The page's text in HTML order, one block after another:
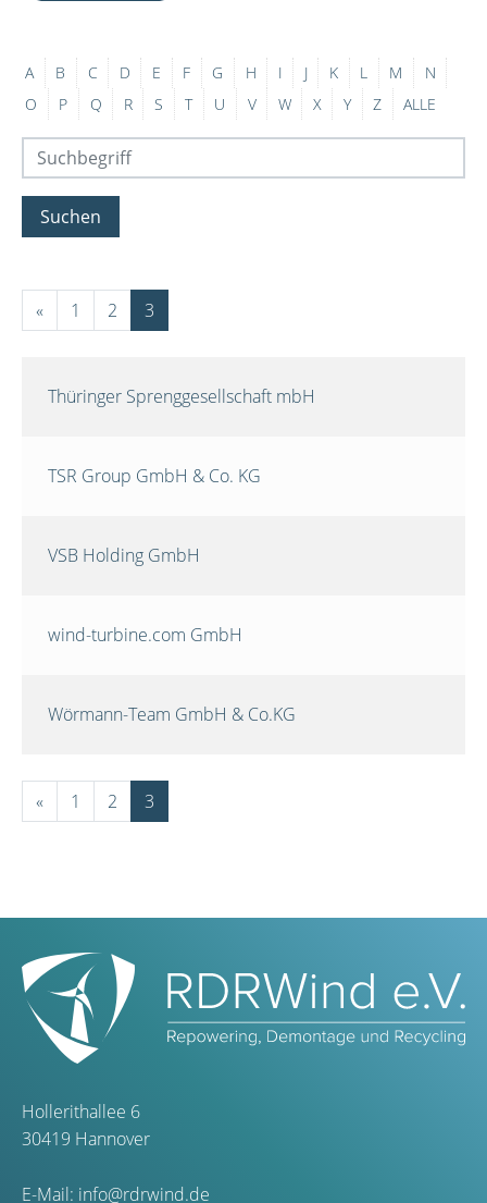
A B C D E F G H I J K L M
N
O
P Q R S T U V W X Y Z ALLE
Suchen
« 1 2 3
Thüringer Sprenggesellschaft mbH
TSR Group GmbH & Co. KG
VSB Holding GmbH
wind-turbine.com GmbH
Wörmann-Team GmbH & Co.KG
« 1 2 3
Hollerithallee 6
30419 Hannover
E-Mail: info@rdrwind.de